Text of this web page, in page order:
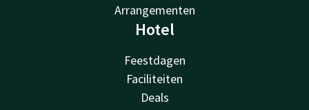
Arrangementen
Hotel
Feestdagen
Faciliteiten
Deals